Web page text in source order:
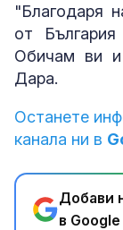
"Благодаря
от
Обичам ви
Дара.
Останете
канала ни в
Добави
в Google